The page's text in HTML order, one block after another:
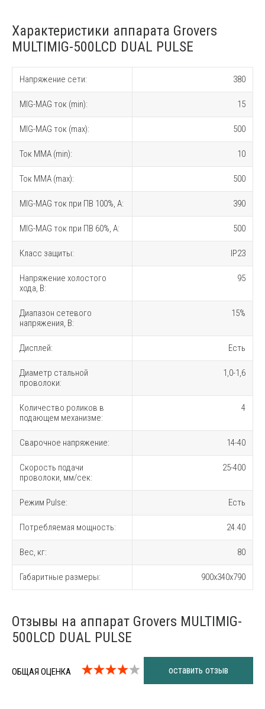
Характеристики аппарата Grovers
MULTIMIG-500LCD DUAL PULSE
Напряжение сети: 380
MIG-MAG ток (min): 15
MIG-MAG ток (max): 500
Ток MMA (min): 10
Ток MMA (max): 500
MIG-MAG ток при ПВ 100%, A: 390
MIG-MAG ток при ПВ 60%, A: 500
Класс защиты: IP23
Напряжение холостого
хода, В:
95
Диапазон сетевого
напряжения, В:
15%
Дисплей: Есть
Диаметр стальной
проволоки:
1,0-1,6
Количество роликов в
подающем механизме:
4
Сварочное напряжение: 14-40
Скорость подачи
проволоки, мм/сек:
25-400
Режим Pulse: Есть
Потребляемая мощность: 24.40
Вес, кг: 80
Габаритные размеры: 900x340x790
Отзывы на аппарат Grovers MULTIMIG-
500LCD DUAL PULSE
ОБЩАЯ ОЦЕНКА оставить отзыв